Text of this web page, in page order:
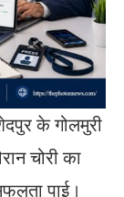
के गोलमुरी
चोरी का
पाई।